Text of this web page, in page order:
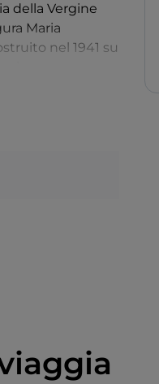
della Vergine
Maria
nel 1941 su